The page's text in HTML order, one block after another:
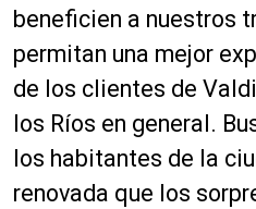
beneficien a nuestros
permitan una mejor
de los clientes de
los Ríos en general.
los habitantes de la
renovada que los